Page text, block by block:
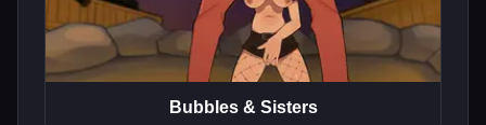
Bubbles & Sisters